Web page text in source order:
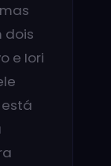
dois
e Iori
está